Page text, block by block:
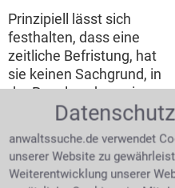
Prinzipiell lässt sich
festhalten, dass eine
zeitliche Befristung, hat
sie keinen Sachgrund, in
der Regel nach zwei
Jahren nicht mehr
verlängerbar ist. Gemäß
eine Verlängerung eines
Arbeitsvertrages bis zu
allerdings die
anwaltssuche.de verwendet
unserer Website zu
Weiterentwicklung unserer